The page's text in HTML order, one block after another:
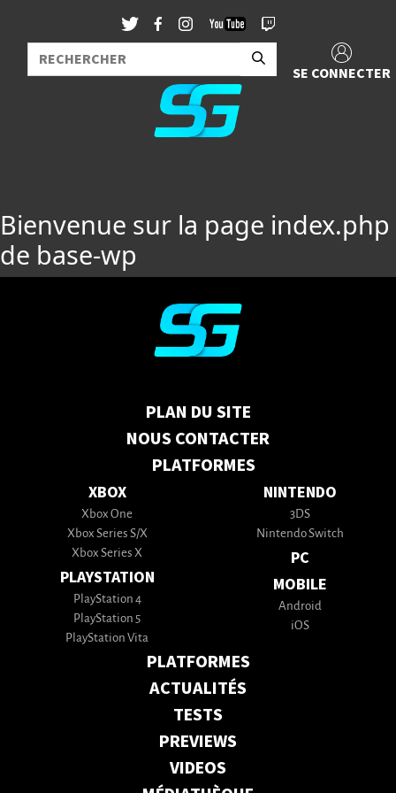
SE CONNECTER
Bienvenue sur la page index.php
de base-wp
PLAN DU SITE
NOUS CONTACTER
PLATFORMES
XBOX
Xbox One
Xbox Series S/X
Xbox Series X
PLAYSTATION
PlayStation 4
PlayStation 5
PlayStation Vita
NINTENDO
3DS
Nintendo Switch
PC
MOBILE
Android
iOS
PLATFORMES
ACTUALITÉS
TESTS
PREVIEWS
VIDEOS